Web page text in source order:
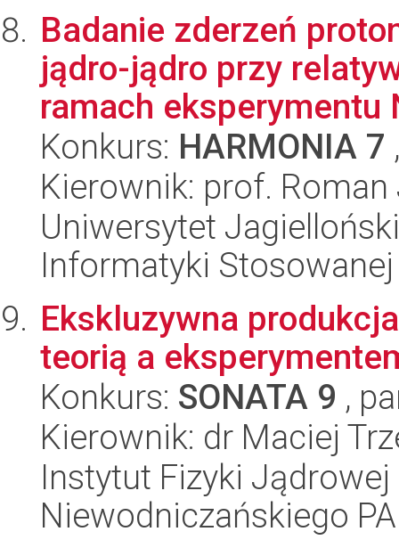
Badanie zderzeń
jądro-jądro przy
ramach eksperymentu
Konkurs: HARMONIA 7
Kierownik: prof. Roman
Uniwersytet
Informatyki Stosowanej
Ekskluzywna
teorią a
Konkurs: SONATA 9 ,
Kierownik: dr Maciej
Instytut Fizyki
Niewodniczańskiego